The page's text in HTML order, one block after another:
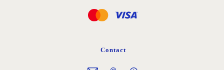
Contact